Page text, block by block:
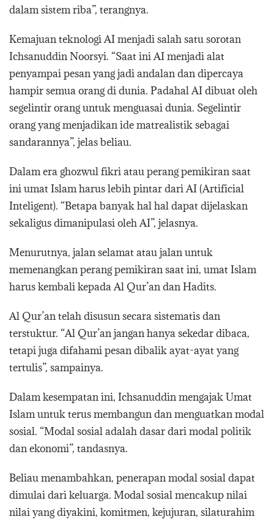
dalam sistem riba”, terangnya.
Kemajuan teknologi AI menjadi salah satu sorotan
Ichsanuddin Noorsyi. “Saat ini AI menjadi alat
penyampai pesan yang jadi andalan dan dipercaya
hampir semua orang di dunia. Padahal AI dibuat oleh
segelintir orang untuk menguasai dunia. Segelintir
orang yang menjadikan ide matrealistik sebagai
sandarannya”, jelas beliau.
Dalam era ghozwul fikri atau perang pemikiran saat
ini umat Islam harus lebih pintar dari AI (Artificial
Inteligent). “Betapa banyak hal hal dapat dijelaskan
sekaligus dimanipulasi oleh AI”, jelasnya.
Menurutnya, jalan selamat atau jalan untuk
memenangkan perang pemikiran saat ini, umat Islam
harus kembali kepada Al Qur’an dan Hadits.
Al Qur’an telah disusun secara sistematis dan
terstuktur. “Al Qur’an jangan hanya sekedar dibaca,
tetapi juga difahami pesan dibalik ayat-ayat yang
tertulis”, sampainya.
Dalam kesempatan ini, Ichsanuddin mengajak Umat
Islam untuk terus membangun dan menguatkan modal
sosial. “Modal sosial adalah dasar dari modal politik
dan ekonomi”, tandasnya.
Beliau menambahkan, penerapan modal sosial dapat
dimulai dari keluarga. Modal sosial mencakup nilai
nilai yang diyakini, komitmen, kejujuran, silaturahim